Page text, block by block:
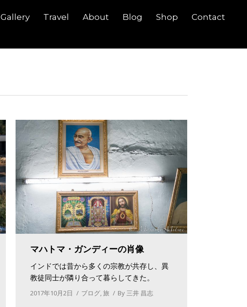
Gallery Travel About Blog Shop Contact
マハトマ・ガンディーの肖像
インドでは昔から多くの宗教が共存し、異
教徒同士が隣り合って暮らしてきた。
2017年10月2日 ブログ,旅 By 三井 昌志